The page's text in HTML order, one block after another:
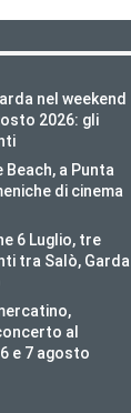
nel weekend
2026: gli
Beach, a Punta
di cinema
6 Luglio, tre
tra Salò, Garda
al
e 7 agosto